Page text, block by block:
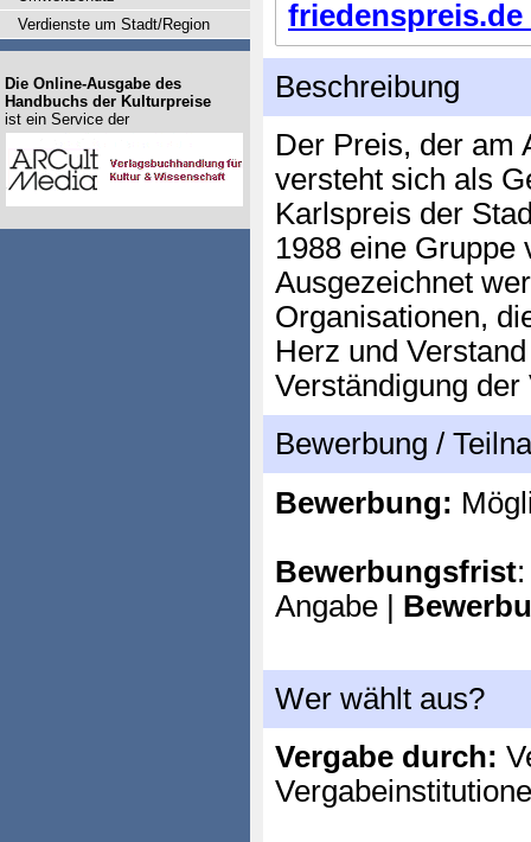
friedenspreis.de
Beschreibung
Der Preis, der am
versteht sich als
Karlspreis der
1988 eine Gruppe
Ausgezeichnet
Organisationen,
Herz und
Verständigung
Bewerbung /
Bewerbung:
Bewerbungsfrist
Angabe |
Wer wählt aus?
Vergabe durch:
Verdienste um Stadt/Region
Die Online-Ausgabe des
Handbuchs der Kulturpreise
ist ein Service der